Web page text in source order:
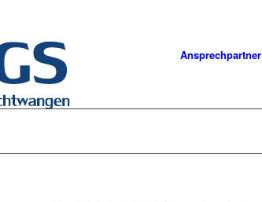
Ansprechpartner